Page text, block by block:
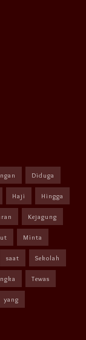
Diduga
Haji Hingga
Kejagung
Minta
saat Sekolah
Tewas
yang